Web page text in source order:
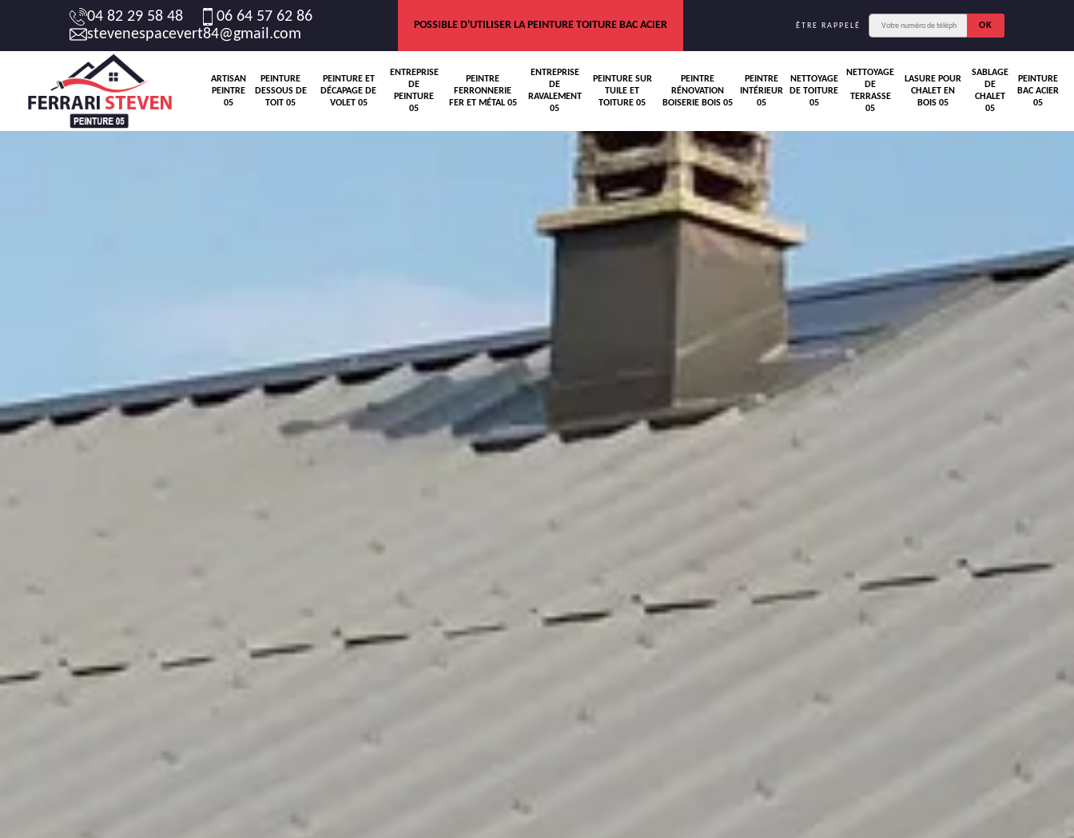
04 82 29 58 48
06 64 57 62 86
stevenespacevert84@gmail.com
POSSIBLE D'UTILISER LA PEINTURE TOITURE BAC ACIER ÊTRE RAPPELÉ
ARTISAN
PEINTRE
05
PEINTURE
DESSOUS DE
TOIT 05
PEINTURE ET
DÉCAPAGE DE
VOLET 05
ENTREPRISE
DE
PEINTURE
05
PEINTRE
FERRONNERIE
FER ET MÉTAL 05
ENTREPRISE
DE
RAVALEMENT
05
PEINTURE SUR
TUILE ET
TOITURE 05
PEINTRE
RÉNOVATION
BOISERIE BOIS 05
PEINTRE
INTÉRIEUR
05
NETTOYAGE
DE TOITURE
05
NETTOYAGE
DE
TERRASSE
05
LASURE POUR
CHALET EN
BOIS 05
SABLAGE
DE
CHALET
05
PEINTURE
BAC ACIER
05